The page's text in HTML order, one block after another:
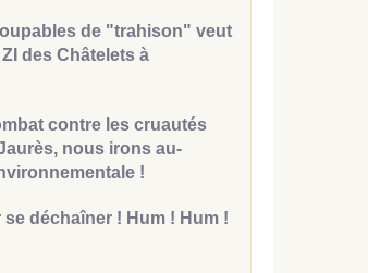
de "trahison" veut
des Châtelets à
contre les cruautés
nous irons au-
!
déchaîner ! Hum ! Hum !